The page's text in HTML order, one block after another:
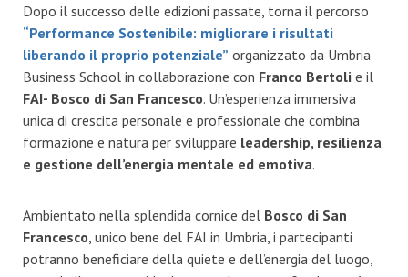
Dopo il successo delle edizioni passate, torna il percorso
“Performance Sostenibile: migliorare i risultati
liberando il proprio potenziale” organizzato da Umbria
Business School in collaborazione con Franco Bertoli e il
FAI- Bosco di San Francesco. Un’esperienza immersiva
unica di crescita personale e professionale che combina
formazione e natura per sviluppare leadership, resilienza
e gestione dell’energia mentale ed emotiva.
Ambientato nella splendida cornice del Bosco di San
Francesco , unico bene del FAI in Umbria, i partecipanti
potranno beneficiare della quiete e dell’energia del luogo,